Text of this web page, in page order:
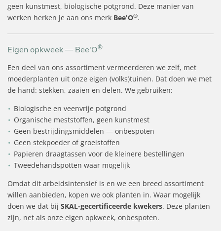
geen kunstmest, biologische potgrond. Deze manier van
werken herken je aan ons merk Bee'O®.
Eigen opkweek — Bee'O®
Een deel van ons assortiment vermeerderen we zelf, met
moederplanten uit onze eigen (volks)tuinen. Dat doen we met
de hand: stekken, zaaien en delen. We gebruiken:
Biologische en veenvrije potgrond
Organische meststoffen, geen kunstmest
Geen bestrijdingsmiddelen — onbespoten
Geen stekpoeder of groeistoffen
Papieren draagtassen voor de kleinere bestellingen
Tweedehandspotten waar mogelijk
Omdat dit arbeidsintensief is en we een breed assortiment
willen aanbieden, kopen we ook planten in. Waar mogelijk
doen we dat bij SKAL-gecertificeerde kwekers. Deze planten
zijn, net als onze eigen opkweek, onbespoten.